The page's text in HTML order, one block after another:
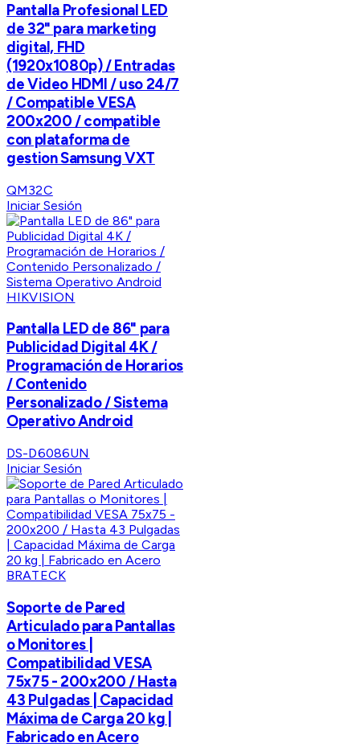
Pantalla Profesional LED
de 32" para marketing
digital, FHD
(1920x1080p) / Entradas
de Video HDMI / uso 24/7
/ Compatible VESA
200x200 / compatible
con plataforma de
gestion Samsung VXT
QM32C
Iniciar Sesión
HIKVISION
Pantalla LED de 86" para
Publicidad Digital 4K /
Programación de Horarios
/ Contenido
Personalizado / Sistema
Operativo Android
DS-D6086UN
Iniciar Sesión
BRATECK
Soporte de Pared
Articulado para Pantallas
o Monitores |
Compatibilidad VESA
75x75 - 200x200 / Hasta
43 Pulgadas | Capacidad
Máxima de Carga 20 kg |
Fabricado en Acero